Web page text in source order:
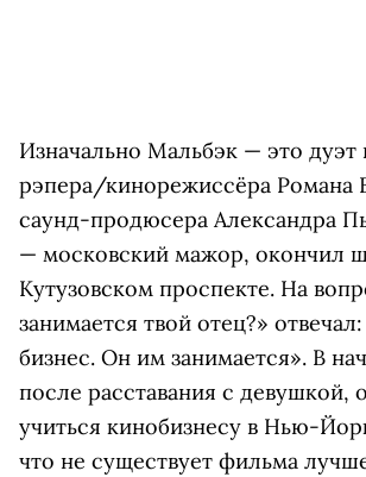
Изначально Мальбэк — это
рэпера/кинорежиссёра Романа
саунд-продюсера Александра
— московский мажор, окончил
Кутузовском проспекте. На
занимается твой отец?»
бизнес. Он им занимается». В
после расставания с девушкой,
учиться кинобизнесу в Нью-
что не существует фильма